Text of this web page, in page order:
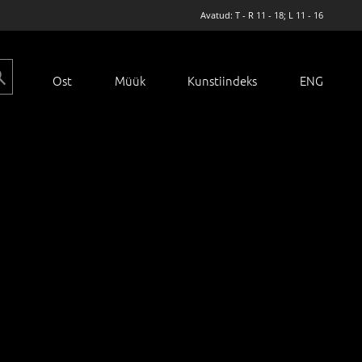
Avatud: T - R 11 - 18; L 11 - 16
Ost Müük Kunstiindeks ENG